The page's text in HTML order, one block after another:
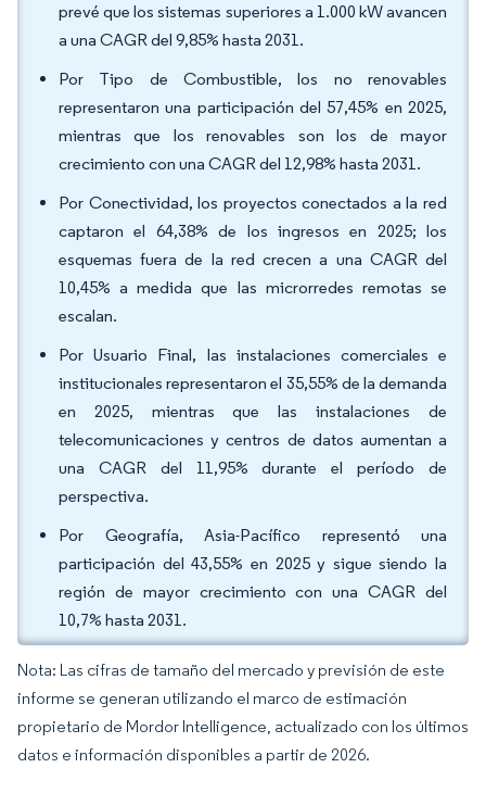
prevé que los sistemas superiores a 1.000 kW avancen
a una CAGR del 9,85% hasta 2031.
Por Tipo de Combustible, los no renovables
representaron una participación del 57,45% en 2025,
mientras que los renovables son los de mayor
crecimiento con una CAGR del 12,98% hasta 2031.
Por Conectividad, los proyectos conectados a la red
captaron el 64,38% de los ingresos en 2025; los
esquemas fuera de la red crecen a una CAGR del
10,45% a medida que las microrredes remotas se
escalan.
Por Usuario Final, las instalaciones comerciales e
institucionales representaron el 35,55% de la demanda
en 2025, mientras que las instalaciones de
telecomunicaciones y centros de datos aumentan a
una CAGR del 11,95% durante el período de
perspectiva.
Por Geografía, Asia-Pacífico representó una
participación del 43,55% en 2025 y sigue siendo la
región de mayor crecimiento con una CAGR del
10,7% hasta 2031.
Nota: Las cifras de tamaño del mercado y previsión de este
informe se generan utilizando el marco de estimación
propietario de Mordor Intelligence, actualizado con los últimos
datos e información disponibles a partir de 2026.